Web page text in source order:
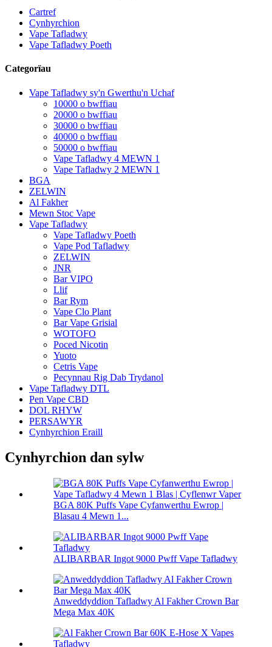
Cartref
Cynhyrchion
Vape Tafladwy
Vape Tafladwy Poeth
Categorïau
Vape Tafladwy sy'n Gwerthu'n Uchaf
10000 o bwffiau
20000 o bwffiau
30000 o bwffiau
40000 o bwffiau
50000 o bwffiau
Vape Tafladwy 4 MEWN 1
Vape Tafladwy 2 MEWN 1
BGA
ZELWIN
Al Fakher
Mewn Stoc Vape
Vape Tafladwy
Vape Tafladwy Poeth
Vape Pod Tafladwy
ZELWIN
JNR
Bar VIPO
Llif
Bar Rym
Vape Clo Plant
Bar Vape Grisial
WOTOFO
Poced Nicotin
Yuoto
Cetris Vape
Pecynnau Rig Dab Trydanol
Vape Tafladwy DTL
Pen Vape CBD
DOL RHYW
PERSAWYR
Cynhyrchion Eraill
Cynhyrchion dan sylw
BGA 80K Puffs Vape Cyfanwerthu Ewrop |
Blasau 4 Mewn 1...
ALIBARBAR Ingot 9000 Pwff Vape Tafladwy
Anweddyddion Tafladwy Al Fakher Crown Bar
Mega Max 40K